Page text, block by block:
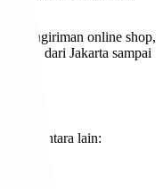
pengiriman online shop,
dari Jakarta sampai
antara lain: